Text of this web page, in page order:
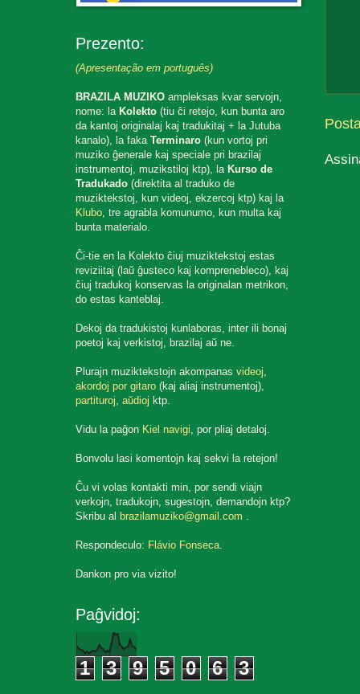
Prezento:
(Apresentação em português)
BRAZILA MUZIKO ampleksas kvar servojn,
nome: la Kolekto (tiu ĉi retejo, kun bunta aro
da kantoj originalaj kaj tradukitaj + la Jutuba
kanalo), la fakaTerminaro (kun vortoj pri
muziko ĝenerale kaj speciale pri brazilaj
instrumentoj, muzikstiloj ktp), la Kurso de
Tradukado (direktita al traduko de
muziktekstoj, kun videoj, ekzercoj ktp) kaj la
Klubo, tre agrabla komunumo, kun multa kaj
bunta materialo.
Ĉi-tie en la Kolekto ĉiuj muziktekstoj estas
reviziitaj (laŭ ĝusteco kaj komprenebleco), kaj
ĉiuj tradukoj konservas la originalan metrikon,
do estas kanteblaj.
Dekoj da tradukistoj kunlaboras, inter ili bonaj
poetoj kaj verkistoj, brazilaj aŭ ne.
Plurajn muziktekstojn akompanasvideoj,
akordoj por gitaro (kaj aliaj instrumentoj),
partituroj,aŭdioj ktp.
Vidu la paĝon Kiel navigi, por pliaj detaloj.
Bonvolu lasi komentojn kaj sekvi la retejon!
Ĉu vi volas kontakti min, por sendi viajn
verkojn, tradukojn, sugestojn, demandojn ktp?
Skribu al brazilamuziko@gmail.com .
Respondeculo: Flávio Fonseca.
Dankon pro via vizito!
Paĝvidoj:
1 3 9 5 0 6 3